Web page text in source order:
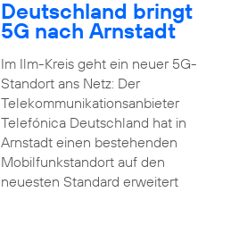
Deutschland bringt
5G nach Arnstadt
Im Ilm-Kreis geht ein neuer 5G-
Standort ans Netz: Der
Telekommunikationsanbieter
Telefónica Deutschland hat in
Arnstadt einen bestehenden
Mobilfunkstandort auf den
neuesten Standard erweitert